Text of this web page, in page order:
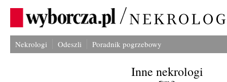
Nekrologi Odeszli Poradnik pogrzebowy
Inne nekrologi